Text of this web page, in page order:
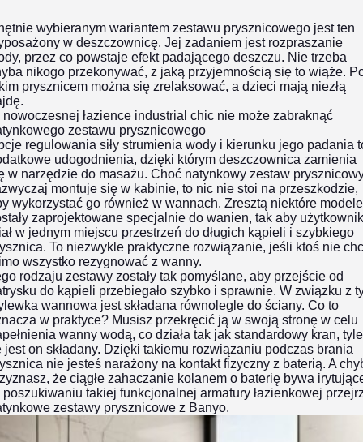
wybieranym wariantem zestawu prysznicowego jest ten
w deszczownicę. Jej zadaniem jest rozpraszanie
przez co powstaje efekt padającego deszczu. Nie trzeba
nikogo przekonywać, z jaką przyjemnością się to wiąże.
prysznicem można się zrelaksować, a dzieci mają niezłą
nowoczesnej łazience industrial chic nie może zabraknąć
zestawu prysznicowego
regulowania siły strumienia wody i kierunku jego padania
udogodnienia, dzięki którym deszczownica zamienia
w narzędzie do masażu. Choć natynkowy zestaw
montuje się w kabinie, to nic nie stoi na przeszkodzie,
wykorzystać go również w wannach. Zresztą niektóre modele
zaprojektowane specjalnie do wanien, tak aby użytkownik
w jednym miejscu przestrzeń do długich kąpieli i szybkiego
To niezwykle praktyczne rozwiązanie, jeśli ktoś nie
wszystko rezygnować z wanny.
rodzaju zestawy zostały tak pomyślane, aby przejście od
do kąpieli przebiegało szybko i sprawnie. W związku z
wannowa jest składana równolegle do ściany. Co to
w praktyce? Musisz przekręcić ją w swoją stronę w celu
wanny wodą, co działa tak jak standardowy kran, tyle
jest on składany. Dzięki takiemu rozwiązaniu podczas brania
nie jesteś narażony na kontakt fizyczny z baterią. A
że ciągłe zahaczanie kolanem o baterię bywa
poszukiwaniu takiej funkcjonalnej armatury łazienkowej
zestawy prysznicowe z Banyo.